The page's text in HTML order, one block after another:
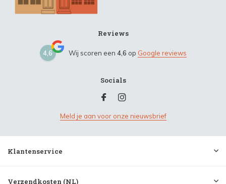
Reviews
4,6 Wij scoren een 4,6 op Google reviews
Socials
Meld je aan voor onze nieuwsbrief
Klantenservice
Verzendkosten (NL)